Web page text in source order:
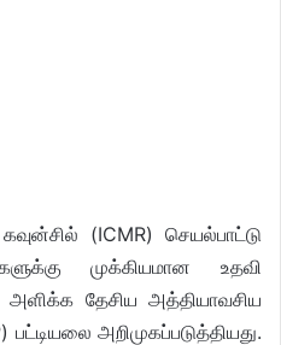
(ICMR) செயல்பாட்டு
முக்கியமான உதவி
அளிக்க தேசிய அத்தியாவசிய
பட்டியலை அறிமுகப்படுத்தியது.